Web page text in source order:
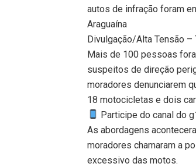
autos de infração foram
Araguaína
Divulgação/Alta Tensão –
Mais de 100 pessoas
suspeitos de direção
moradores denunciarem
18 motocicletas e dois
Participe do canal do
As abordagens
moradores chamaram a
excessivo das motos.